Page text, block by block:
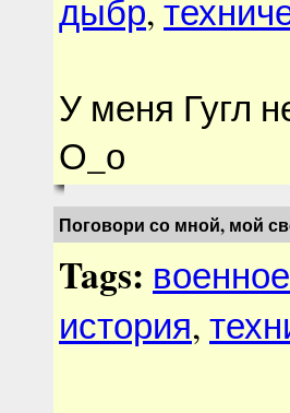
дыбр,
У меня Гугл
О_о
Поговори со мной, мой
Tags:
история,